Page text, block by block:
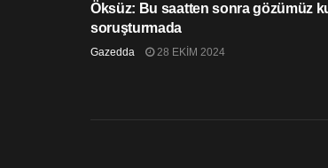
Öksüz: Bu saatten sonra gözümüz
soruşturmada
Gazedda 28 EKIM 2024